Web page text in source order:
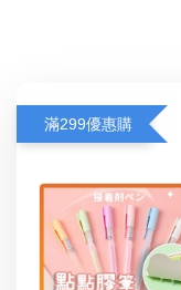
滿299優惠購